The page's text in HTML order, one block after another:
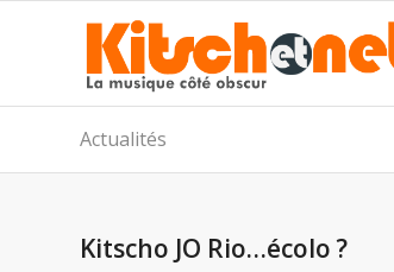
Actualités
Kitscho JO Rio…écolo ?